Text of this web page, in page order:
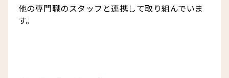
他の専門職のスタッフと連携して取り組んでいま
す。